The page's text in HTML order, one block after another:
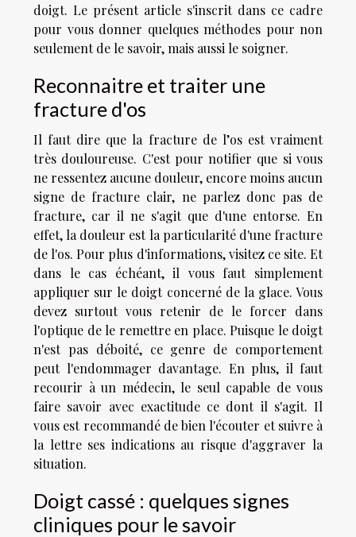
doigt. Le présent article s'inscrit dans ce cadre
pour vous donner quelques méthodes pour non
seulement de le savoir, mais aussi le soigner.
Reconnaitre et traiter une
fracture d'os
Il faut dire que la fracture de l’os est vraiment
très douloureuse. C'est pour notifier que si vous
ne ressentez aucune douleur, encore moins aucun
signe de fracture clair, ne parlez donc pas de
fracture, car il ne s'agit que d'une entorse. En
effet, la douleur est la particularité d'une fracture
de l'os. Pour plus d'informations, visitez ce site. Et
dans le cas échéant, il vous faut simplement
appliquer sur le doigt concerné de la glace. Vous
devez surtout vous retenir de le forcer dans
l'optique de le remettre en place. Puisque le doigt
n'est pas déboité, ce genre de comportement
peut l'endommager davantage. En plus, il faut
recourir à un médecin, le seul capable de vous
faire savoir avec exactitude ce dont il s'agit. Il
vous est recommandé de bien l'écouter et suivre à
la lettre ses indications au risque d'aggraver la
situation.
Doigt cassé : quelques signes
cliniques pour le savoir